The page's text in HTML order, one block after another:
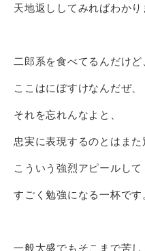
天地返ししてみればわかり
二郎系を食べてるんだけど
ここはにぼすけなんだぜ、
それを忘れんなよと、
忠実に表現するのとはまた
こういう強烈アピールして
すごく勉強になる一杯です
一般大盛でもそこまで苦し